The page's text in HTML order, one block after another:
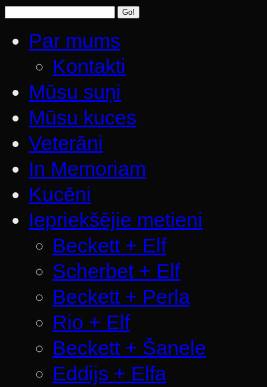
Par mums
Kontakti
Mūsu suņi
Mūsu kuces
Veterāni
In Memoriam
Kucēni
Iepriekšējie metieni
Beckett + Elf
Scherbet + Elf
Beckett + Perla
Rio + Elf
Beckett + Šanele
Eddijs + Elfa